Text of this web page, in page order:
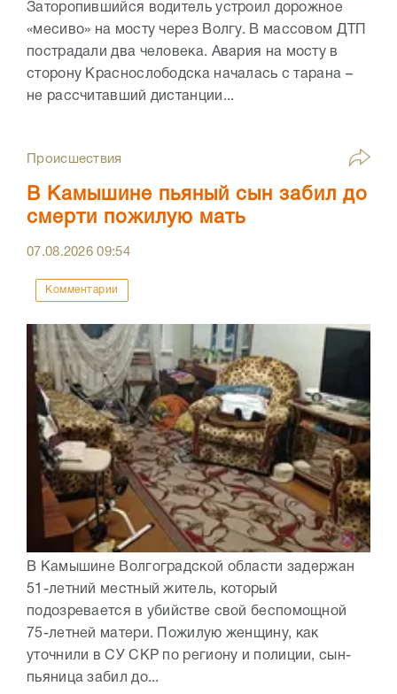
Заторопившийся водитель устроил дорожное
«месиво» на мосту через Волгу. В массовом ДТП
пострадали два человека. Авария на мосту в
сторону Краснослободска началась с тарана –
не рассчитавший дистанции...
Происшествия
В Камышине пьяный сын забил до
смерти пожилую мать
07.08.202609:54
Комментарии
В Камышине Волгоградской области задержан
51-летний местный житель, который
подозревается в убийстве свой беспомощной
75-летней матери. Пожилую женщину, как
уточнили в СУ СКР по региону и полиции, сын-
пьяница забил до...